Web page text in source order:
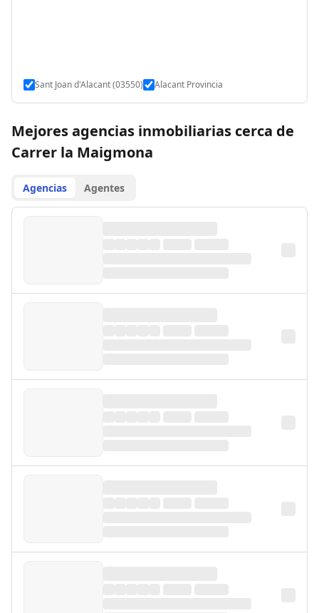
Sant Joan d'Alacant (03550) Alacant Provincia
Mejores agencias inmobiliarias cerca de
Carrer la Maigmona
Agencias Agentes